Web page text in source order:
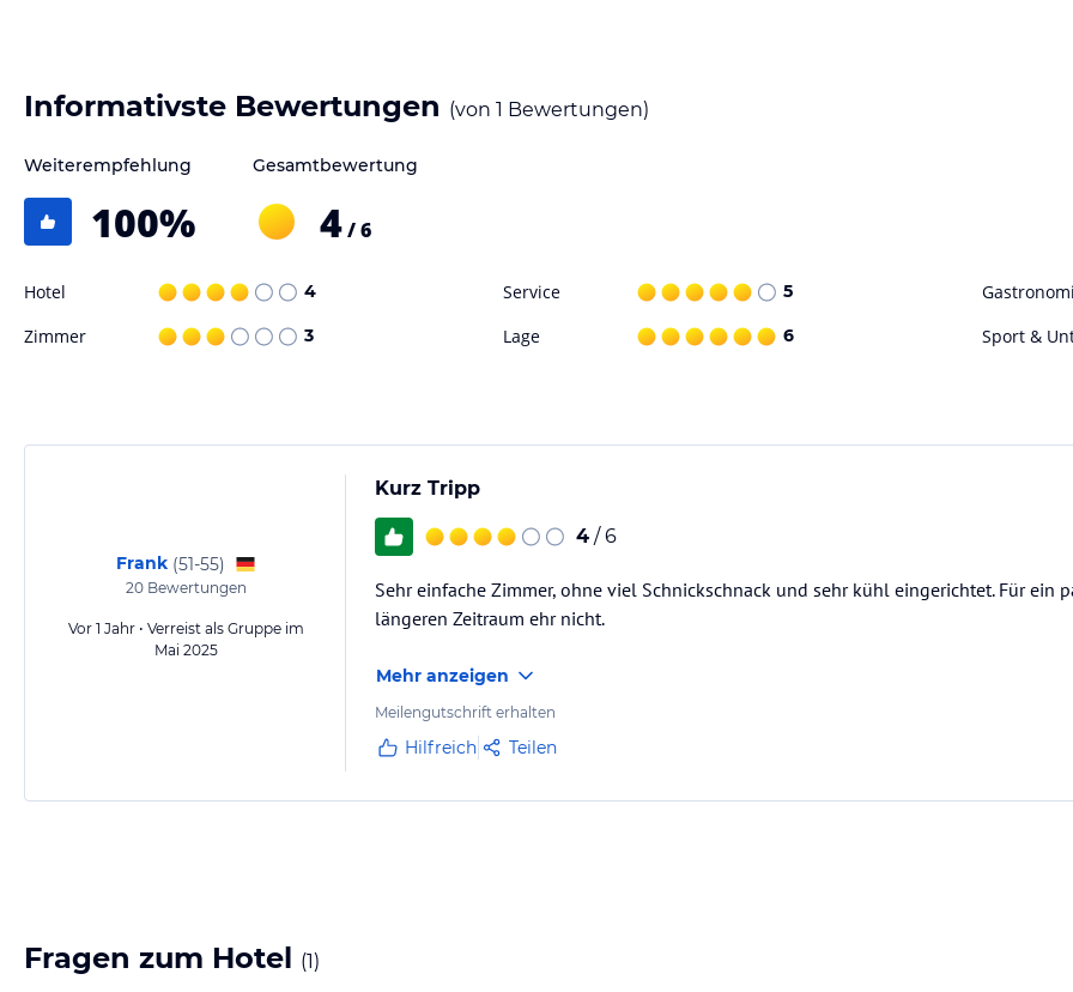
Informativste Bewertungen (von 1 Bewertungen)
Weiterempfehlung
100%
Gesamtbewertung
4/ 6
Hotel 4 Service 5
Zimmer 3 Lage 6 Sport &
Frank (51-55)
20Bewertungen
Vor 1 Jahr • Verreist als Gruppe im
Mai 2025
Kurz Tripp
4 / 6
Sehr einfache Zimmer, ohne viel Schnickschnack und sehr kühl eingerichtet. Für ein
längeren Zeitraum ehr nicht.
Mehr anzeigen
Meilengutschrift erhalten
Hilfreich Teilen
Fragen zum Hotel (1)